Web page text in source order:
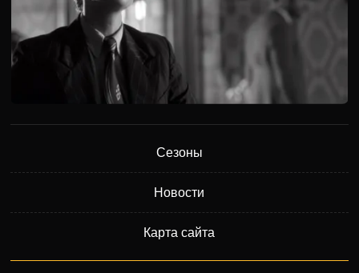
Сезоны
Новости
Карта сайта